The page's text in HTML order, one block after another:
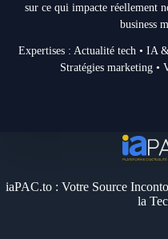
sur ce qui impacte réellement
business
Expertises : Actualité tech • IA
Stratégies marketing •
iaPAC.to : Votre Source
la